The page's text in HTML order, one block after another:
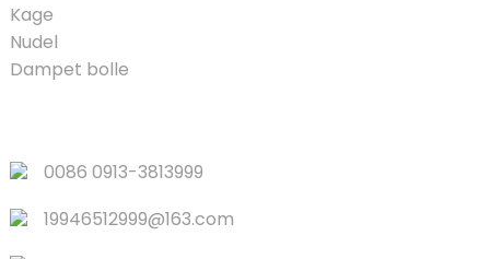
Kage
Nudel
Dampet bolle
0086 0913-3813999
19946512999@163.com